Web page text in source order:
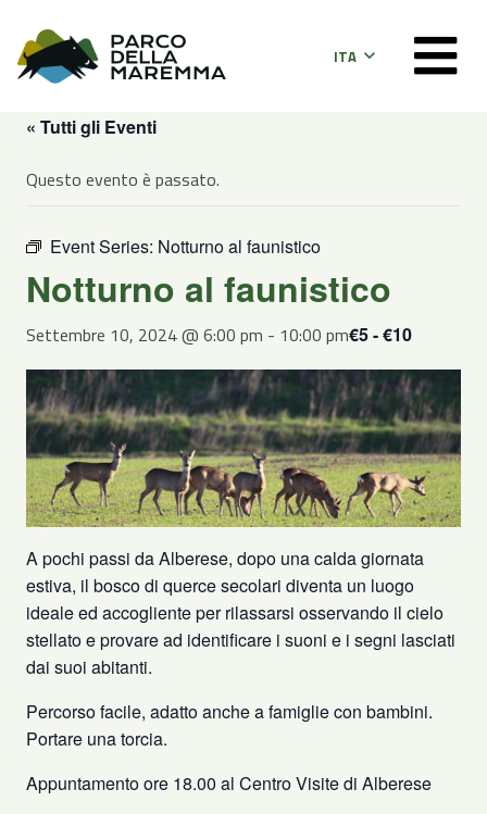
ITA
« Tutti gli Eventi
Questo evento è passato.
Event Series: Notturno al faunistico
Notturno al faunistico
Settembre 10, 2024 @ 6:00 pm - 10:00 pm€5 - €10
A pochi passi da Alberese, dopo una calda giornata
estiva, il bosco di querce secolari diventa un luogo
ideale ed accogliente per rilassarsi osservando il cielo
stellato e provare ad identificare i suoni e i segni lasciati
dai suoi abitanti.
Percorso facile, adatto anche a famiglie con bambini.
Portare una torcia.
Appuntamento ore 18.00 al Centro Visite di Alberese